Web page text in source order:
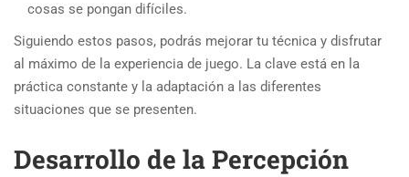
cosas se pongan difíciles.
Siguiendo estos pasos, podrás mejorar tu técnica y disfrutar
al máximo de la experiencia de juego. La clave está en la
práctica constante y la adaptación a las diferentes
situaciones que se presenten.
Desarrollo de la Percepción